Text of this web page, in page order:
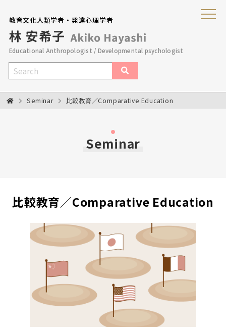
教育文化人類学者・発達心理学者
Educational Anthropologist / Developmental psychologist
Seminar 比較教育／Comparative Education
Seminar
比較教育／Comparative Education